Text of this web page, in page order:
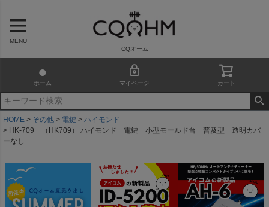
MENU
CQオーム
ホーム マイページ カート
HOME その他 電鍵
ハイモンド
HK-709 （HK709） ハイモンド 電鍵 小型モールド台 普及型 透明カバ
ーなし